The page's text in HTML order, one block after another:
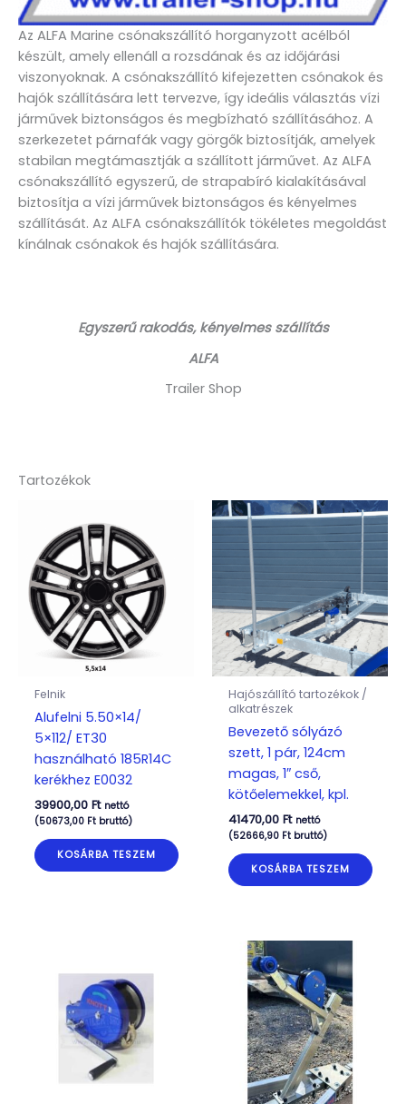
Az ALFA Marine csónakszállító horganyzott acélból
készült, amely ellenáll a rozsdának és az időjárási
viszonyoknak. A csónakszállító kifejezetten csónakok és
hajók szállítására lett tervezve, így ideális választás vízi
járművek biztonságos és megbízható szállításához. A
szerkezetet párnafák vagy görgők biztosítják, amelyek
stabilan megtámasztják a szállított járművet. Az ALFA
csónakszállító egyszerű, de strapabíró kialakításával
biztosítja a vízi járművek biztonságos és kényelmes
szállítását. Az ALFA csónakszállítók tökéletes megoldást
kínálnak csónakok és hajók szállítására.
Egyszerű rakodás, kényelmes szállítás
ALFA
Trailer Shop
Tartozékok
Felnik
Alufelni 5.50×14/
5×112/ ET30
használható 185R14C
kerékhez E0032
39900,00 Ft nettó
(50673,00 Ftbruttó)
KOSÁRBA TESZEM
Hajószállító tartozékok /
alkatrészek
Bevezető sólyázó
szett, 1 pár, 124cm
magas, 1″ cső,
kötőelemekkel, kpl.
41470,00 Ft nettó
(52666,90 Ftbruttó)
KOSÁRBA TESZEM